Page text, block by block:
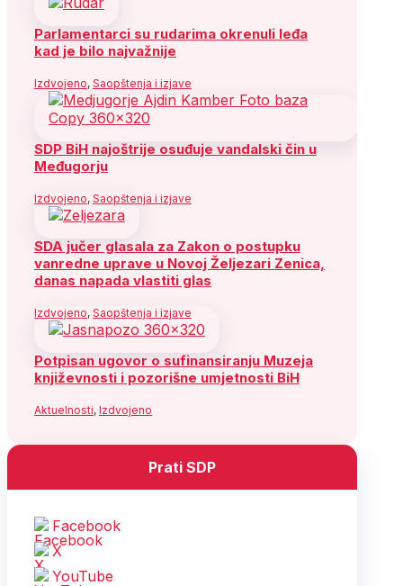
Parlamentarci su rudarima okrenuli leđa
kad je bilo najvažnije
Izdvojeno, Saopštenja i izjave
SDP BiH najoštrije osuđuje vandalski čin u
Međugorju
Izdvojeno, Saopštenja i izjave
SDA jučer glasala za Zakon o postupku
vanredne uprave u Novoj Željezari Zenica,
danas napada vlastiti glas
Izdvojeno, Saopštenja i izjave
Potpisan ugovor o sufinansiranju Muzeja
književnosti i pozorišne umjetnosti BiH
Aktuelnosti, Izdvojeno
Prati SDP
Facebook
X
YouTube